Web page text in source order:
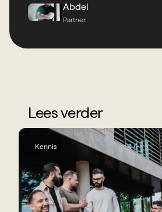
Abdel
Partner
Lees verder
Kennis